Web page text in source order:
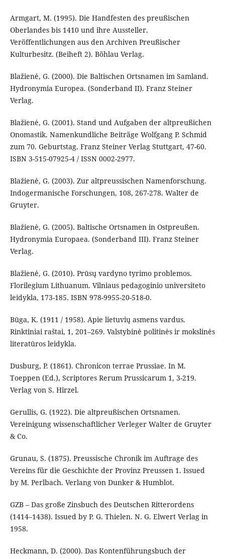
Armgart, M. (1995). Die Handfesten des preußischen
Oberlandes bis 1410 und ihre Aussteller.
Veröffentlichungen aus den Archiven Preußischer
Kulturbesitz. (Beiheft 2). Böhlau Verlag.
Blažienė, G. (2000). Die Baltischen Ortsnamen im Samland.
Hydronymia Europea. (Sonderband II). Franz Steiner
Verlag.
Blažienė, G. (2001). Stand und Aufgaben der altpreußichen
Onomastik. Namenkundliche Beiträge Wolfgang P. Schmid
zum 70. Geburtstag. Franz Steiner Verlag Stuttgart, 47-60.
ISBN 3-515-07925-4 / ISSN 0002-2977.
Blažienė, G. (2003). Zur altpreussischen Namenforschung.
Indogermanische Forschungen, 108, 267-278. Walter de
Gruyter.
Blažienė, G. (2005). Baltische Ortsnamen in Ostpreußen.
Hydronymia Europaea. (Sonderband III). Franz Steiner
Verlag.
Blažienė, G. (2010). Prūsų vardyno tyrimo problemos.
Florilegium Lithuanum. Vilniaus pedagoginio universiteto
leidykla, 173-185. ISBN 978-9955-20-518-0.
Būga, K. (1911 / 1958). Apie lietuvių asmens vardus.
Rinktiniai raštai, 1, 201–269. Valstybinė politinės ir mokslinės
literatūros leidykla.
Dusburg, P. (1861). Chronicon terrae Prussiae. In M.
Toeppen (Ed.), Scriptores Rerum Prussicarum 1, 3-219.
Verlag von S. Hirzel.
Gerullis, G. (1922). Die altpreußischen Ortsnamen.
Vereinigung wissenschaftlicher Verleger Walter de Gruyter
& Co.
Grunau, S. (1875). Preussische Chronik im Auftrage des
Vereins für die Geschichte der Provinz Preussen 1. Issued
by M. Perlbach. Verlang von Dunker & Humblot.
GZB – Das große Zinsbuch des Deutschen Ritterordens
(1414–1438). Issued by P. G. Thielen. N. G. Elwert Verlag in
1958.
Heckmann, D. (2000). Das Kontenführungsbuch der